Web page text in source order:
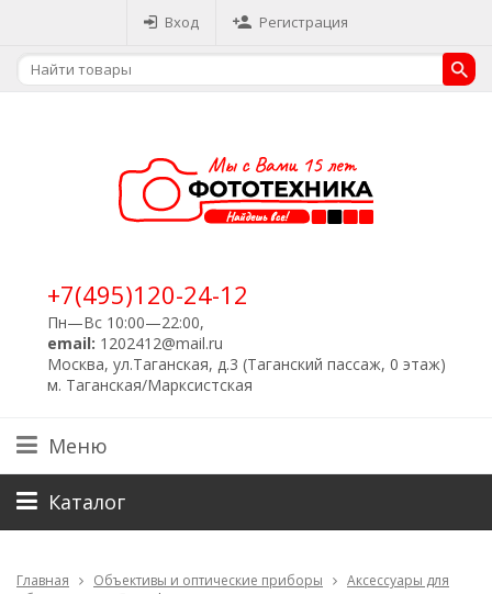
Вход Регистрация
+7(495)120-24-12
Пн—Вс 10:00—22:00,
email: 1202412@mail.ru
Москва, ул.Таганская, д.3 (Таганский пассаж, 0 этаж)
м. Таганская/Марксистская
Меню
Каталог
Главная Объективы и оптические приборы
Аксессуары для